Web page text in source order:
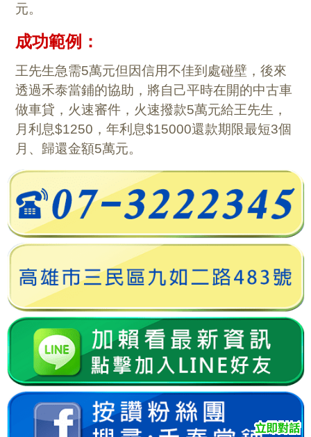
元。
成功範例：
王先生急需5萬元但因信用不佳到處碰壁，後來
透過禾泰當鋪的協助，將自己平時在開的中古車
做車貸，火速審件，火速撥款5萬元給王先生，
月利息$1250，年利息$15000還款期限最短3個
月、歸還金額5萬元。